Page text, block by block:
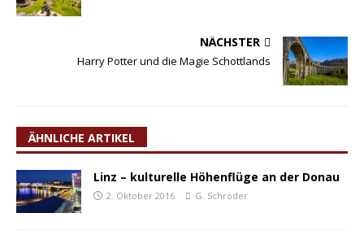
NÄCHSTER
Harry Potter und die Magie Schottlands
ÄHNLICHE ARTIKEL
Linz – kulturelle Höhenflüge an der Donau
2. Oktober 2016 G. Schröder